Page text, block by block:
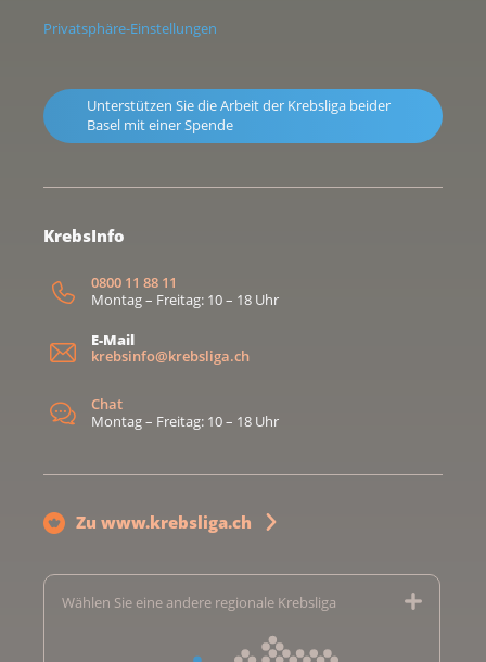
Privatsphäre-Einstellungen
Unterstützen Sie die Arbeit der Krebsliga beider
Basel mit einer Spende
KrebsInfo
0800 11 88 11
Montag – Freitag: 10 – 18 Uhr
E-Mail
krebsinfo@krebsliga.ch
Chat
Montag – Freitag: 10 – 18 Uhr
Zu www.krebsliga.ch
Wählen Sie eine andere regionale Krebsliga